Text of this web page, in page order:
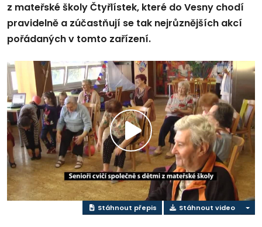
z mateřské školy Čtyřlístek, které do Vesny chodí
pravidelně a zúčastňují se tak nejrůznějších akcí
pořádaných v tomto zařízení.
Přehrát
video
Stáhnout přepis Stáhnout video